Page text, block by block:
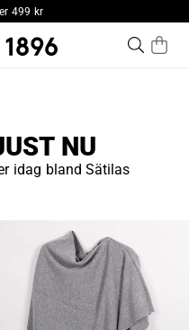
499 kr
NU
idag bland Sätilas